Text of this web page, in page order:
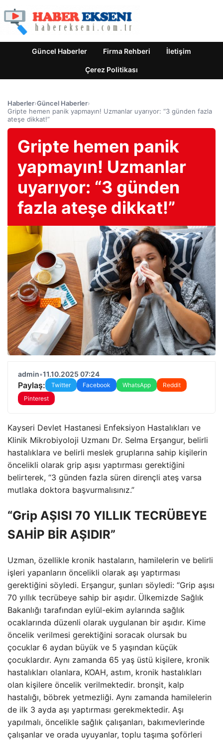
Güncel Haberler Firma Rehberi İletişim
Çerez Politikası
Haberler›Güncel Haberler›
Gripte hemen panik yapmayın! Uzmanlar uyarıyor: “3 günden fazla
ateşe dikkat!”
Gripte hemen panik
yapmayın! Uzmanlar
uyarıyor: “3 günden
fazla ateşe dikkat!”
admin•11.10.2025 07:24
Paylaş: Twitter Facebook WhatsApp
Reddit
Pinterest
Kayseri Devlet Hastanesi Enfeksiyon Hastalıkları ve
Klinik Mikrobiyoloji Uzmanı Dr. Selma Erşangur, belirli
hastalıklara ve belirli meslek gruplarına sahip kişilerin
öncelikli olarak grip aşısı yaptırması gerektiğini
belirterek, “3 günden fazla süren dirençli ateş varsa
mutlaka doktora başvurmalısınız.”
“Grip AŞISI 70 YILLIK TECRÜBEYE
SAHİP BİR AŞIDIR”
Uzman, özellikle kronik hastaların, hamilelerin ve belirli
işleri yapanların öncelikli olarak aşı yaptırması
gerektiğini söyledi. Erşangur, şunları söyledi: “Grip aşısı
70 yıllık tecrübeye sahip bir aşıdır. Ülkemizde Sağlık
Bakanlığı tarafından eylül-ekim aylarında sağlık
ocaklarında düzenli olarak uygulanan bir aşıdır. Kime
öncelik verilmesi gerektiğini soracak olursak bu
çocuklar 6 aydan büyük ve 5 yaşından küçük
çocuklardır. Aynı zamanda 65 yaş üstü kişilere, kronik
hastalıkları olanlara, KOAH, astım, kronik hastalıkları
olan kişilere öncelik verilmektedir. bronşit, kalp
hastalığı, böbrek yetmezliği. Aynı zamanda hamilelerin
de ilk 3 ayda aşı yaptırması gerekmektedir. Aşı
yapılmalı, öncelikle sağlık çalışanları, bakımevlerinde
çalışanlar ve orada uyuyanlar, toplu taşıma şoförleri